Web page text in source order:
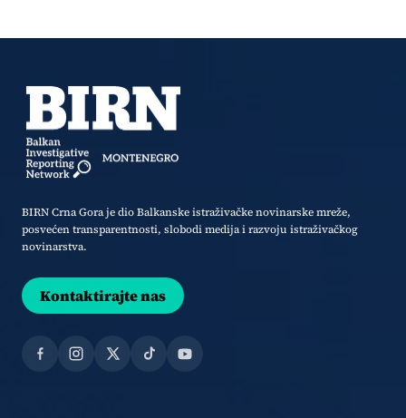
BIRN Crna Gora je dio Balkanske istraživačke novinarske mreže,
posvećen transparentnosti, slobodi medija i razvoju istraživačkog
novinarstva.
Kontaktirajte nas
Facebook
Instagram
X TikTokYouTube